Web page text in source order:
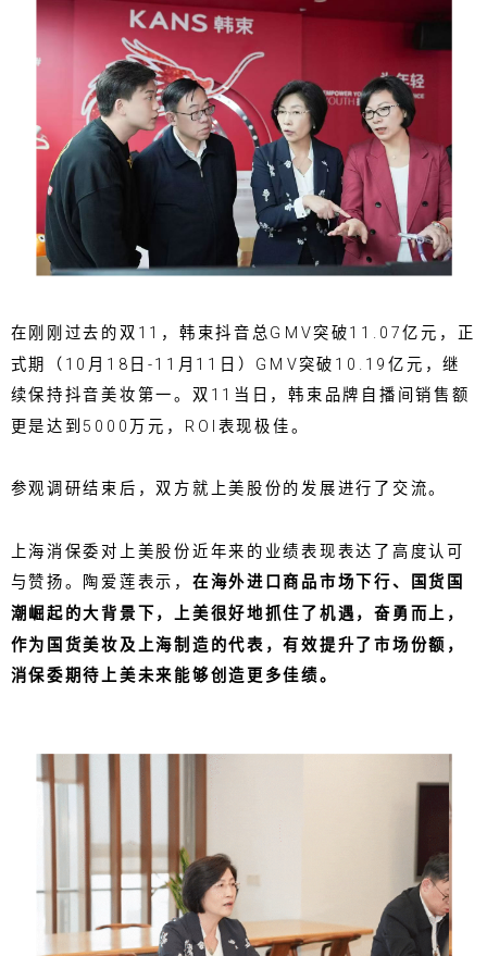
在刚刚过去的双11，韩束抖音总GMV突破11.07亿元，正
式期（10月18日-11月11日）GMV突破10.19亿元，继
续保持抖音美妆第一。双11当日，韩束品牌自播间销售额
更是达到5000万元，ROI表现极佳。
参观调研结束后，双方就上美股份的发展进行了交流。
上海消保委对上美股份近年来的业绩表现表达了高度认可
与赞扬。陶爱莲表示， 在海外进口商品市场下行、国货国
潮崛起的大背景下，上美很好地抓住了机遇，奋勇而上，
作为国货美妆及上海制造的代表，有效提升了市场份额，
消保委期待上美未来能够创造更多佳绩。